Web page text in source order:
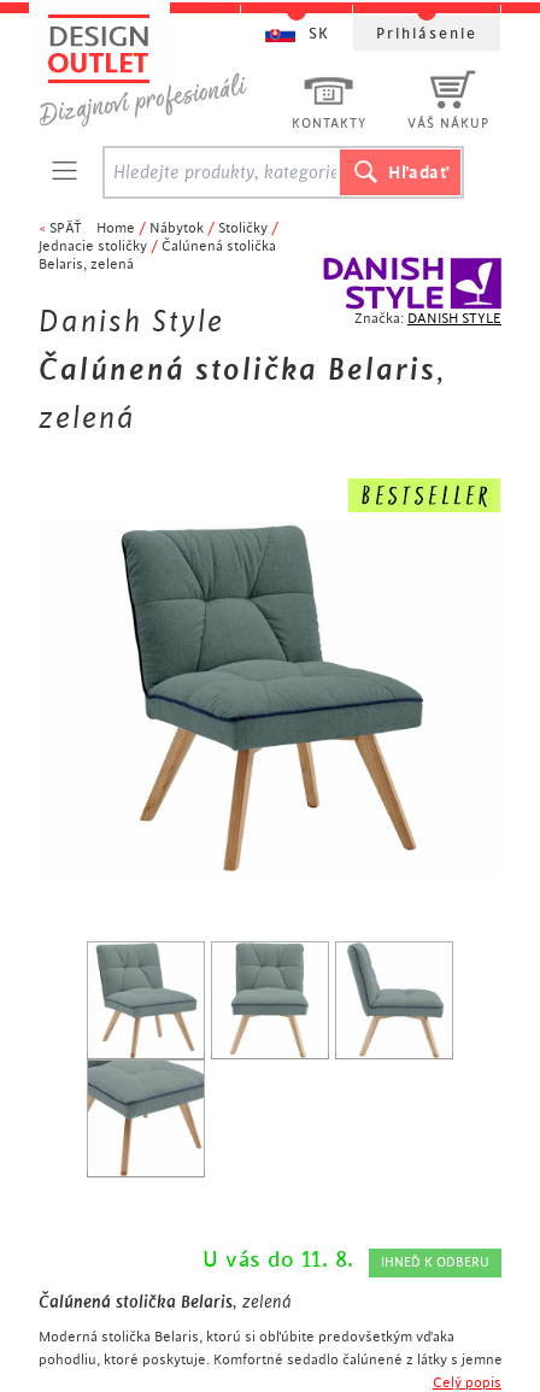
Značka: DANISH STYLE
< SPÄŤ Home / Nábytok / Stoličky /
Jednacie stoličky / Čalúnená stolička
Belaris, zelená
Danish Style
Čalúnená stolička Belaris,
zelená
U vás do 11. 8. IHNEĎ K ODBERU
Čalúnená stolička Belaris, zelená
Moderná stolička Belaris, ktorú si obľúbite predovšetkým vďaka
pohodliu, ktoré poskytuje. Komfortné sedadlo čalúnené z látky s jemne
prešívanými líniami je doplnené o drevenú podnož. Stolička vyniká
Celý popis
KONTAKTY VÁŠ NÁKUP
SK Prihlásenie